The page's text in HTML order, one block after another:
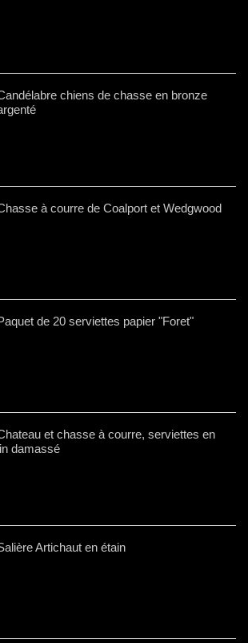
chiens de chasse en bronze
à courre de Coalport et Wedgwood
de 20 serviettes papier "Foret"
et chasse à courre, serviettes en
damassé
Artichaut en étain